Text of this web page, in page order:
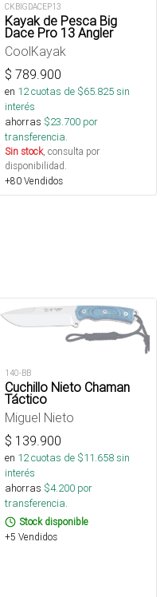
CKBIGDACEP13
Kayak de Pesca Big
Dace Pro 13 Angler
CoolKayak
$ 789.900
en 12cuotas de $65.825sin
interés
ahorras $23.700 por
transferencia.
Sin stock, consulta por
disponibilidad.
+80 Vendidos
140-BB
Cuchillo Nieto Chaman
Táctico
Miguel Nieto
$ 139.900
en 12cuotas de $11.658sin
interés
ahorras $4.200 por
transferencia.
Stock disponible
+5 Vendidos